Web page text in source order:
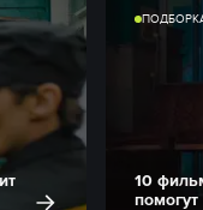
10
помогут